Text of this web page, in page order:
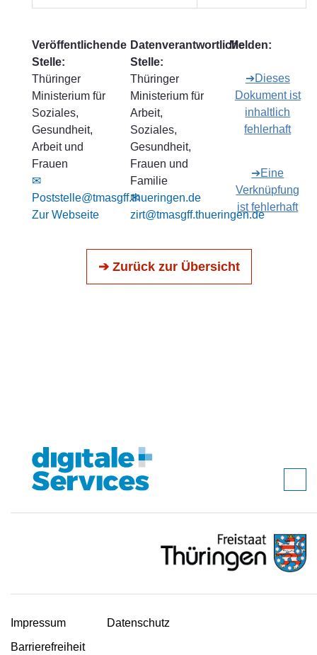
Veröffentlichende
Stelle:
Thüringer
Ministerium für
Soziales,
Gesundheit,
Arbeit und
Frauen
✉
Poststelle@tmasgff.thueringen.de
Zur Webseite
Datenverantwortliche
Stelle:
Thüringer
Ministerium für
Arbeit,
Soziales,
Gesundheit,
Frauen und
Familie
✉
zirt@tmasgff.thueringen.de
Melden:
➔Dieses
Dokument ist
inhaltlich
fehlerhaft
➔Eine
Verknüpfung
ist fehlerhaft
➔ Zurück zur Übersicht
Impressum
Datenschutz
Barrierefreiheit